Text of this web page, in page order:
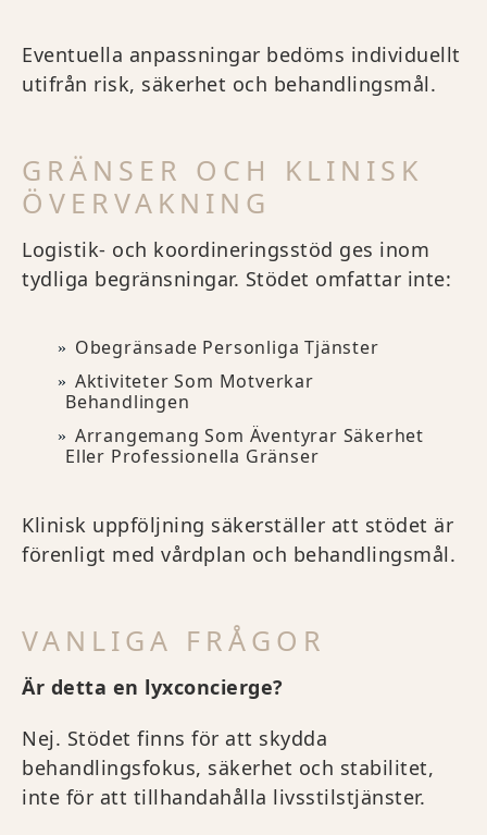
Eventuella anpassningar bedöms individuellt
utifrån risk, säkerhet och behandlingsmål.
GRÄNSER OCH KLINISK
ÖVERVAKNING
Logistik- och koordineringsstöd ges inom
tydliga begränsningar. Stödet omfattar inte:
Obegränsade Personliga Tjänster
Aktiviteter Som Motverkar
Behandlingen
Arrangemang Som Äventyrar Säkerhet
Eller Professionella Gränser
Klinisk uppföljning säkerställer att stödet är
förenligt med vårdplan och behandlingsmål.
VANLIGA FRÅGOR
Är detta en lyxconcierge?
Nej. Stödet finns för att skydda
behandlingsfokus, säkerhet och stabilitet,
inte för att tillhandahålla livsstilstjänster.